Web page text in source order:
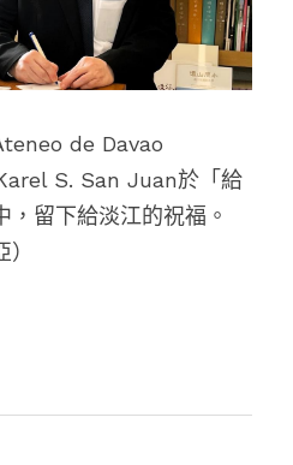
de Davao
S. San Juan於「給
，留下給淡江的祝福 。